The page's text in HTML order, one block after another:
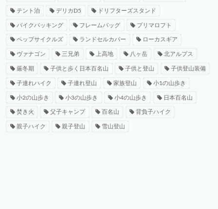
テント泊 デリカD5 ドリフターズスタンド
バイクパッキング フレームバッグ プリマロフト
ペップサイクルズ ランドセルカバー ローカスギア
ヴァナゴン 三兄弟 上高地 八ヶ岳 北アルプス
厳冬期 子供と歩く日本百名山 子供と登山 子供登山装備
子連れハイク 子連れ登山 家族登山 小1の山歩き
小2の山歩き 小3の山歩き 小4の山歩き 日本百名山
焚き火 父子キャンプ 百名山 背負子ハイク
親子ハイク 親子登山 雪山登山